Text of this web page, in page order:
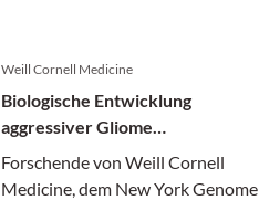
Weill Cornell Medicine
Biologische Entwicklung
aggressiver Gliome
entschlüsselt
Forschende von Weill Cornell
Medicine, dem New York Genome